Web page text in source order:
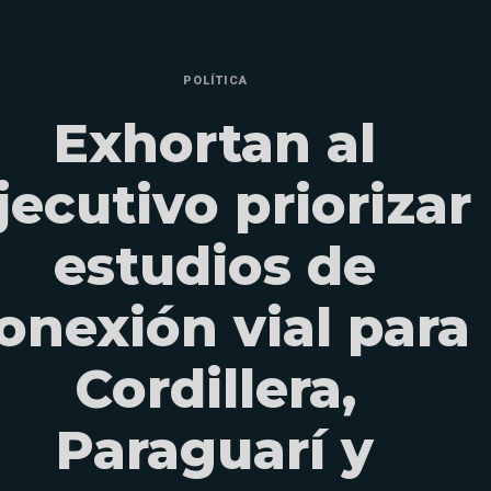
POLÍTICA
Exhortan al
priorizar
estudios de
vial para
Cordillera,
Paraguarí y